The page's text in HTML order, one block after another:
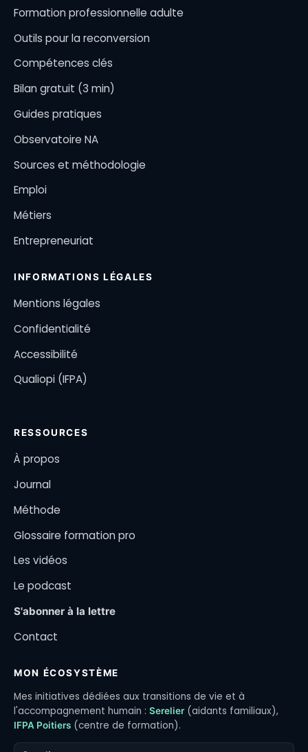
Formation professionnelle adulte
Outils pour la reconversion
Compétences clés
Bilan gratuit (3 min)
Guides pratiques
Observatoire NA
Sources et méthodologie
Emploi
Métiers
Entrepreneuriat
INFORMATIONS LÉGALES
Mentions légales
Confidentialité
Accessibilité
Qualiopi (IFPA)
RESSOURCES
À propos
Journal
Méthode
Glossaire formation pro
Les vidéos
Le podcast
S'abonner à la lettre
Contact
MON ÉCOSYSTÈME
Mes initiatives dédiées aux transitions de vie et à
l'accompagnement humain : Serelier (aidants familiaux),
IFPA Poitiers (centre de formation).